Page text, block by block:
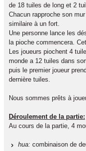
de 18 tuiles de long et 2
Chacun rapproche son
similaire à un fort.
Une personne lance les
la pioche commencera.
Les joueurs piochent 4
monde a 12 tuiles dans
puis le premier joueur
dernière tuiles.
Nous sommes prêts à
Déroulement de la partie:
Au cours de la partie, 4
hua: combinaison de